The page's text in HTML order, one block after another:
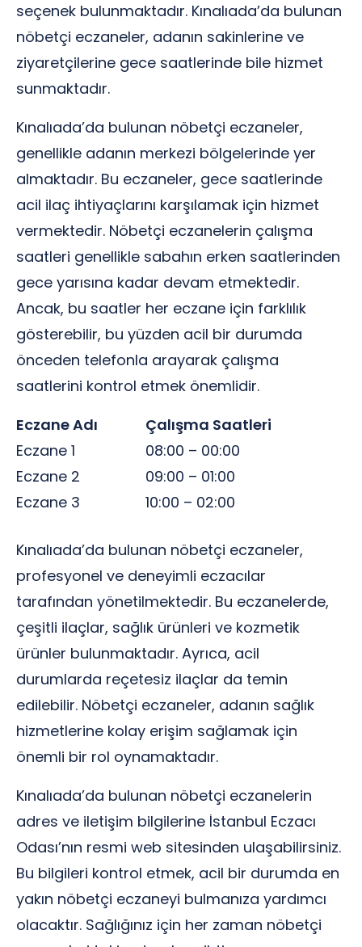
seçenek bulunmaktadır. Kınalıada’da bulunan
nöbetçi eczaneler, adanın sakinlerine ve
ziyaretçilerine gece saatlerinde bile hizmet
sunmaktadır.
Kınalıada’da bulunan nöbetçi eczaneler,
genellikle adanın merkezi bölgelerinde yer
almaktadır. Bu eczaneler, gece saatlerinde
acil ilaç ihtiyaçlarını karşılamak için hizmet
vermektedir. Nöbetçi eczanelerin çalışma
saatleri genellikle sabahın erken saatlerinden
gece yarısına kadar devam etmektedir.
Ancak, bu saatler her eczane için farklılık
gösterebilir, bu yüzden acil bir durumda
önceden telefonla arayarak çalışma
saatlerini kontrol etmek önemlidir.
Eczane Adı
Çalışma Saatleri
Eczane 1
08:00 – 00:00
Eczane 2
09:00 – 01:00
Eczane 3
10:00 – 02:00
Kınalıada’da bulunan nöbetçi eczaneler,
profesyonel ve deneyimli eczacılar
tarafından yönetilmektedir. Bu eczanelerde,
çeşitli ilaçlar, sağlık ürünleri ve kozmetik
ürünler bulunmaktadır. Ayrıca, acil
durumlarda reçetesiz ilaçlar da temin
edilebilir. Nöbetçi eczaneler, adanın sağlık
hizmetlerine kolay erişim sağlamak için
önemli bir rol oynamaktadır.
Kınalıada’da bulunan nöbetçi eczanelerin
adres ve iletişim bilgilerine İstanbul Eczacı
Odası’nın resmi web sitesinden ulaşabilirsiniz.
Bu bilgileri kontrol etmek, acil bir durumda en
yakın nöbetçi eczaneyi bulmanıza yardımcı
olacaktır. Sağlığınız için her zaman nöbetçi